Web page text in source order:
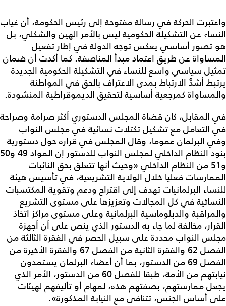
واعتبرت الحركة في رسالة مفتوحة إلى رئيس الحكومة، أن غياب
النساء عن التشكيلة الحكومية ليس بالأمر الهين والشكلي، بل
هو تصور أساسي يعكس توجه الدولة في إطار تفعيل
المساواة عن طريق اعتماد مبدأ المناصفة. كما أكدت أن ضمان
تمثيل سياسي واسع للنساء في التشكيلة الحكومية الجديدة
يرتبط أشدَّ الارتباط بمدى الاعتراف بالحق في المواطنة
والمساواة كمرجعية أساسية لتحقيق الديموقراطية المنشودة.
في المقابل، كان قضاة المجلس الدستوري أكثر صرامة وصراحة
في التعامل مع تشكيل تكتلات نسائية في مجلس النواب
وفي البرلمان عموما، وقال المجلس في قراره حول دستورية
بنود النظام الداخلي لمجلس النواب للدستور إن المواد 49 و50
و51 من النظام الداخلي «وحيث أنها تتعلق بحق النائبات
الممارسات فعليا خلال الولاية التشريعية، في تأسيس هيئة
للنساء البرلمانيات تهدف إلى اقتراح ودعم وتقوية المكتسبات
النسائية في كل المجالات وتعزيزها على مستوى التشريع
والمراقبة والدبلوماسية البرلمانية وعلى مستوى مراكز اتخاذ
القرار، مخالفة لما جاء به الدستور الذي ينص على أن أجهزة
مجلس النواب محددة على سبيل الحصر في الفقرة الثالثة من
الفصل 62 والفقرة الثانية من الفصل 67 والفقرة الأخيرة من
الفصل 69 من الدستور، بما أن أعضاء البرلمان يستمدون
نيابتهم من الأمة، طبقا للفصل 60 من الدستور، الأمر الذي
يجعل ممارستهم، بصفتهم هذه، لمهام أو تأليفهم لهيئات
على أساس الجنس، تتنافى مع النيابة المذكورة».